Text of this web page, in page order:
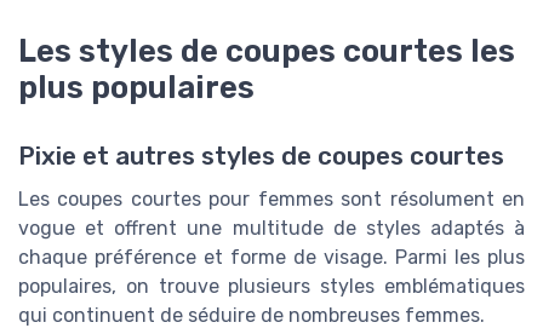
Les styles de coupes courtes les
plus populaires
Pixie et autres styles de coupes courtes
Les coupes courtes pour femmes sont résolument en
vogue et offrent une multitude de styles adaptés à
chaque préférence et forme de visage. Parmi les plus
populaires, on trouve plusieurs styles emblématiques
qui continuent de séduire de nombreuses femmes.